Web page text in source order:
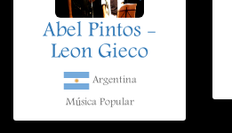
Abel Pintos -
Leon Gieco
Argentina
Música Popular